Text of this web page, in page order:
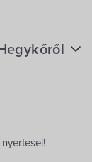
Hegykőről
Földrajzi adottság